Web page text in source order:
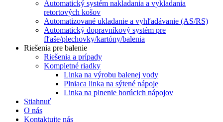
Automatický systém nakladania a vykladania
retortových košov
Automatizované ukladanie a vyhľadávanie (AS/RS)
Automatický dopravníkový systém pre
fľaše/plechovky/kartóny/balenia
Riešenia pre balenie
Riešenia a prípady
Kompletné riadky
Linka na výrobu balenej vody
Plniaca linka na sýtené nápoje
Linka na plnenie horúcich nápojov
Stiahnuť
O nás
Kontaktujte nás